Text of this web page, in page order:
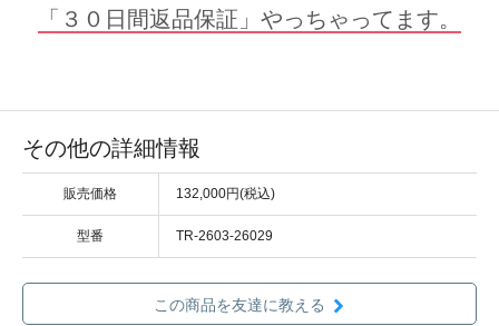
「３０日間返品保証」やっちゃってます。
その他の詳細情報
販売価格 132,000円(税込)
型番 TR-2603-26029
この商品を友達に教える